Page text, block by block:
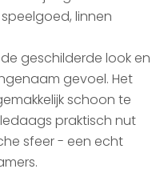
linnen
geschilderde look en
gevoel. Het
schoon te
praktisch nut
sfeer - een echt